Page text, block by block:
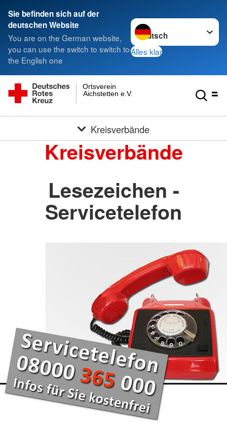
Sie befinden sich auf der
deutschen Website
You are on the German website,
you can use the switch to switch to
the English one
Sprache wechseln zu
Alles klar
Aichstetten e.V.
Ortsverein
Kreisverbände
Kreisverbände
Lesezeichen -
Servicetelefon